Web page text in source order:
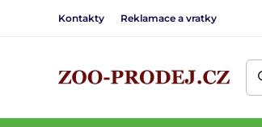
Kontakty Reklamace a vratky